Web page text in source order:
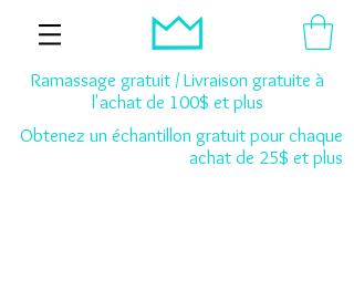
Ramassage gratuit / Livraison gratuite à
l'achat de 100$ et plus
Obtenez un échantillon gratuit pour chaque
achat de 25$ et plus